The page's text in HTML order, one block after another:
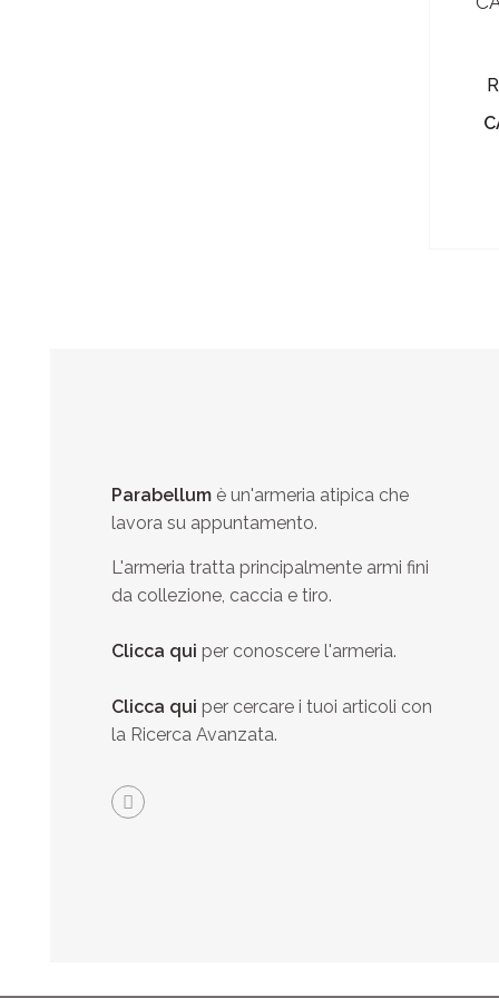
Parabellum è un'armeria atipica che
lavora su appuntamento.
L'armeria tratta principalmente armi fini
da collezione, caccia e tiro.
Clicca qui per conoscere l'armeria.
Clicca qui per cercare i tuoi articoli con
la Ricerca Avanzata.